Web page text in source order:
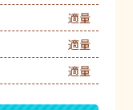
適量
適量
適量